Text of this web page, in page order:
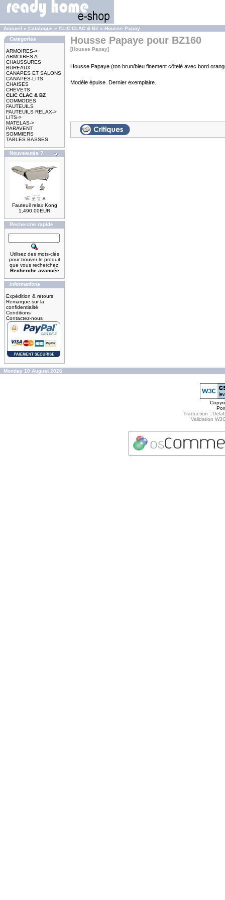
Accueil » Catalogue » CLIC CLAC & BZ » Housse Papay
Catégories
ARMOIRES->
ARMOIRES A
CHAUSSURES
BUREAUX
CANAPES ET SALONS
CANAPES-LITS
CHAISES
CHEVETS
CLIC CLAC & BZ
COMMODES
FAUTEUILS
FAUTEUILS RELAX->
LITS->
MATELAS->
PARAVENT
SOMMIERS
TABLES BASSES
Nouveautés ?
Fauteuil relax Kong
1,490.00EUR
Recherche rapide
Utilisez des mots-clés
pour trouver le produit
que vous recherchez.
Recherche avancée
Informations
Expédition & retours
Remarque sur la
confidentialité
Conditions
Contactez-nous
Housse Papaye pour BZ160
[Housse Papay]
Housse Papaye (ton brun/bleu finement côtelé avec bord
Modèle épuise. Dernier exemplaire.
Monday 10 August 2026
Traduction :
Validation